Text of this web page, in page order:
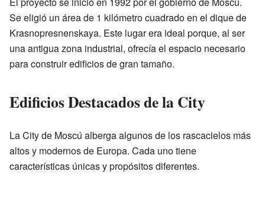
Se eligió un área de 1 kilómetro cuadrado en el dique de
Krasnopresnenskaya. Este lugar era ideal porque, al ser
una antigua zona industrial, ofrecía el espacio necesario
para construir edificios de gran tamaño.
Edificios Destacados de la City
La City de Moscú alberga algunos de los rascacielos más
altos y modernos de Europa. Cada uno tiene
características únicas y propósitos diferentes.